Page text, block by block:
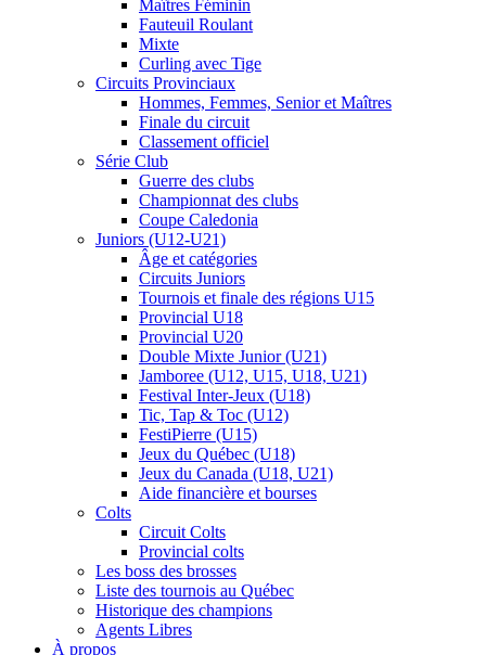
Maîtres Féminin
Fauteuil Roulant
Mixte
Curling avec Tige
Circuits Provinciaux
Hommes, Femmes, Senior et Maîtres
Finale du circuit
Classement officiel
Série Club
Guerre des clubs
Championnat des clubs
Coupe Caledonia
Juniors (U12-U21)
Âge et catégories
Circuits Juniors
Tournois et finale des régions U15
Provincial U18
Provincial U20
Double Mixte Junior (U21)
Jamboree (U12, U15, U18, U21)
Festival Inter-Jeux (U18)
Tic, Tap & Toc (U12)
FestiPierre (U15)
Jeux du Québec (U18)
Jeux du Canada (U18, U21)
Aide financière et bourses
Colts
Circuit Colts
Provincial colts
Les boss des brosses
Liste des tournois au Québec
Historique des champions
Agents Libres
À propos